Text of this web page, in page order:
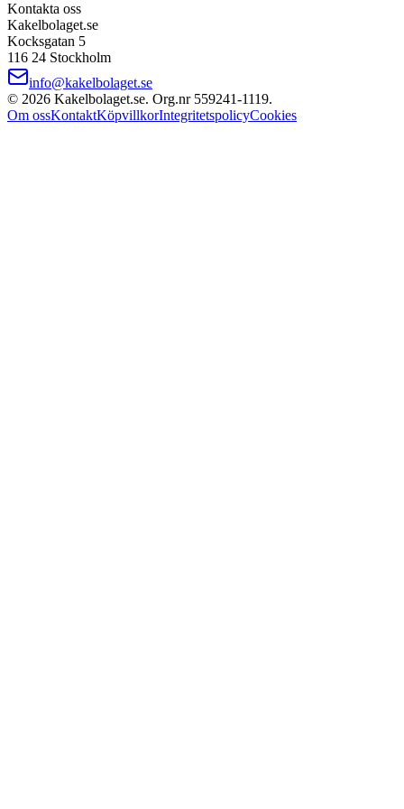
Kontakta oss
Kakelbolaget.se
Kocksgatan 5
116 24 Stockholm
info@kakelbolaget.se
© 2026 Kakelbolaget.se. Org.nr 559241‑1119.
Om ossKontaktKöpvillkorIntegritetspolicyCookies